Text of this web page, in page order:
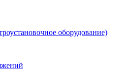
оборудование)